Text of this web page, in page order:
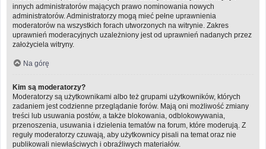
innych administratorów mających prawo nominowania nowych
administratorów. Administratorzy mogą mieć pełne uprawnienia
moderatorów na wszystkich forach utworzonych na witrynie. Zakres
uprawnień moderacyjnych uzależniony jest od uprawnień nadanych przez
założyciela witryny.
Na górę
Kim są moderatorzy?
Moderatorzy są użytkownikami albo też grupami użytkowników, których
zadaniem jest codzienne przeglądanie forów. Mają oni możliwość zmiany
treści lub usuwania postów, a także blokowania, odblokowywania,
przenoszenia, usuwania i dzielenia tematów na forum, które moderują. Z
reguły moderatorzy czuwają, aby użytkownicy pisali na temat oraz nie
publikowali niewłaściwych i obraźliwych materiałów.